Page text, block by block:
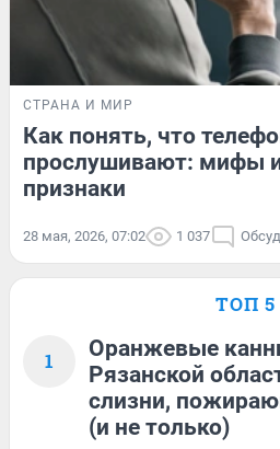
СТРАНА И МИР
Как понять, что
прослушивают: мифы
признаки
28 мая, 2026, 07:02 1 037
ТОП 5
1
Оранжевые
Рязанской
слизни,
(и не только)